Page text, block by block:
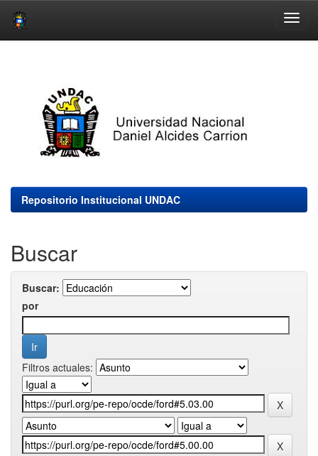
Repositorio Institucional UNDAC
Buscar
Buscar:
por
Filtros actuales: